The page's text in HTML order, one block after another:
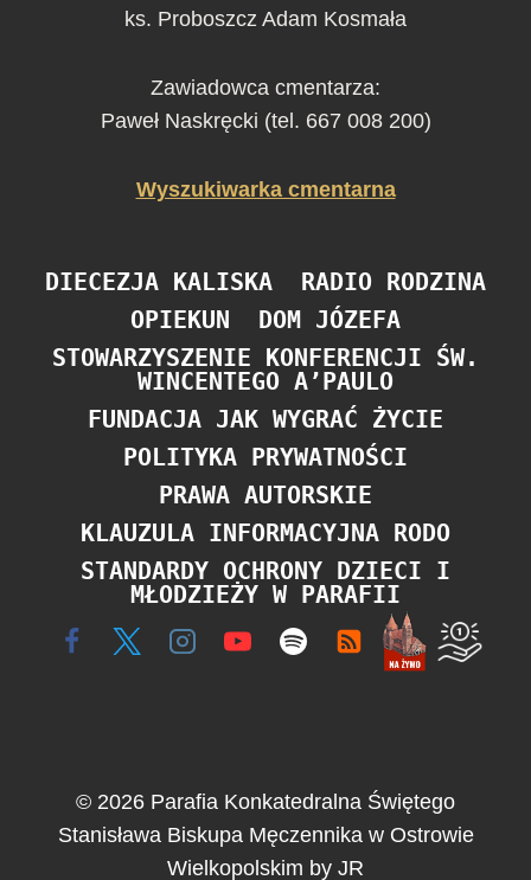
ks. Proboszcz Adam Kosmała
Zawiadowca cmentarza:
Paweł Naskręcki (tel. 667 008 200)
Wyszukiwarka cmentarna
DIECEZJA KALISKA
RADIO RODZINA
OPIEKUN
DOM JÓZEFA
STOWARZYSZENIE KONFERENCJI ŚW.
WINCENTEGO A’PAULO
FUNDACJA JAK WYGRAĆ ŻYCIE
POLITYKA PRYWATNOŚCI
PRAWA AUTORSKIE
KLAUZULA INFORMACYJNA RODO
STANDARDY OCHRONY DZIECI I
MŁODZIEŻY W PARAFII
© 2026 Parafia Konkatedralna Świętego
Stanisława Biskupa Męczennika w Ostrowie
Wielkopolskim by JR